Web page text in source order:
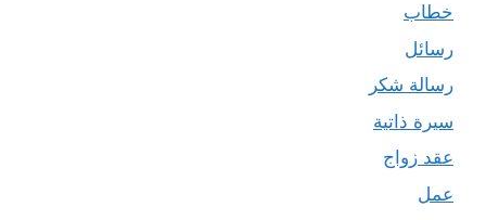
خطاب
رسائل
رسالة شكر
سيرة ذاتية
عقد زواج
عمل